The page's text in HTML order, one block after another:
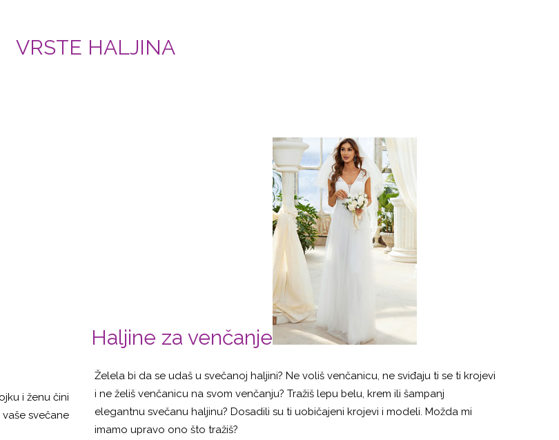
VRSTE HALJINA
i ženu čini
svečane
Haljine za venčanje
Želela bi da se udaš u svečanoj haljini? Ne voliš venčanicu, ne sviđaju ti se ti krojevi
i ne želiš venčanicu na svom venčanju? Tražiš lepu belu, krem ili šampanj
elegantnu svečanu haljinu? Dosadili su ti uobičajeni krojevi i modeli. Možda mi
imamo upravo ono što tražiš?